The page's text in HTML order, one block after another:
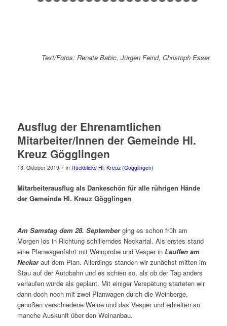
1 2 3 4 5 6 7 8 9 101112131415
Text/Fotos: Renate Babic, Jürgen Feind, Christoph Esser
Ausflug der Ehrenamtlichen
Mitarbeiter/Innen der Gemeinde Hl.
Kreuz Gögglingen
13. Oktober 2019 / in Rückblicke Hl. Kreuz (Gögglingen)
Mitarbeiterausflug als Dankeschön für alle rührigen Hände
der Gemeinde Hl. Kreuz Gögglingen
Am Samstag dem 28. Septemberging es schon früh am
Morgen los in Richtung schillerndes Neckartal. Als erstes stand
eine Planwagenfahrt mit Weinprobe und Vesper in Lauffen am
Neckar auf dem Plan. Allerdings standen wir zunächst mitten im
Stau auf der Autobahn und es schien so, als ob der Tag anders
verlaufen würde als geplant. Mit einiger Verspätung starteten wir
dann doch noch mit zwei Planwagen durch die Weinberge,
genoßen verschiedene Weine und das Vesper und erhielten so
manche Auskunft über den Weinanbau.